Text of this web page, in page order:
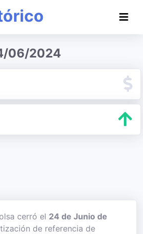
06/2024
cerró el 24 de Junio de
de referencia de